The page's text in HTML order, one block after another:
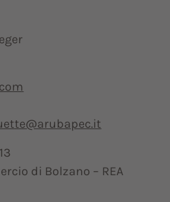
di Bolzano – REA